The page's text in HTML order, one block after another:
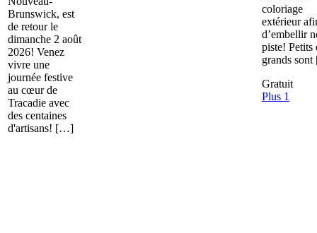
Brunswick, est
de retour le
dimanche 2 août
2026! Venez
vivre une
journée festive
au cœur de
Tracadie avec
des centaines
d'artisans! […]
coloriage
extérieur
d’embellir
piste! Petits
grands
Gratuit
Plus 1